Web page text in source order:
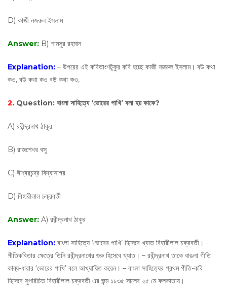
D) কাজী নজরুল ইসলাম
Answer: B) শামসুর রহমান
Explanation: – উপরের এই কবিতাংশটুকুর কবি হচ্ছে কাজী নজরুল ইসলাম। বউ কথা
কও, বউ কথা কও বউ কথা কও,
2. Question: বাংলা সাহিত্যে ‘ভোরের পাখি’ বলা হয় কাকে?
A) রবীন্দ্রনাথ ঠাকুর
B) রাজশেখর বসু
C) ঈশ্বরচন্দ্র বিদ্যাসাগর
D) বিহারীলাল চক্রবর্তী
Answer: A) রবীন্দ্রনাথ ঠাকুর
Explanation: বাংলা সাহিত্যে ‘ভোরের পাখি’ হিসেবে খ্যাত বিহারীলাল চক্রবর্তী। –
গীতিকবিতার ক্ষেত্রে তিনি রবীন্দ্রনাথের গুরু হিসেবে খ্যাত। – রবীন্দ্রনাথ তাকে বাঙলা গীতি
কাব্য-ধারার ‘ভোরের পাখি’ বলে আখ্যায়িত করেন। – বাংলা সাহিত্যের প্রথম গীতি-কবি
হিসেবে সুপরিচিত বিহারীলাল চক্রবর্তী এর জন্ম ১৮৩৫ সালের ২৫ মে কলকাতায়।